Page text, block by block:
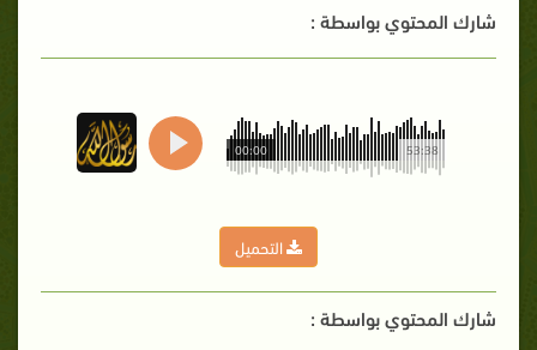
شارك المحتوي بواسطة :
53:38
00:00
التحميل
شارك المحتوي بواسطة :